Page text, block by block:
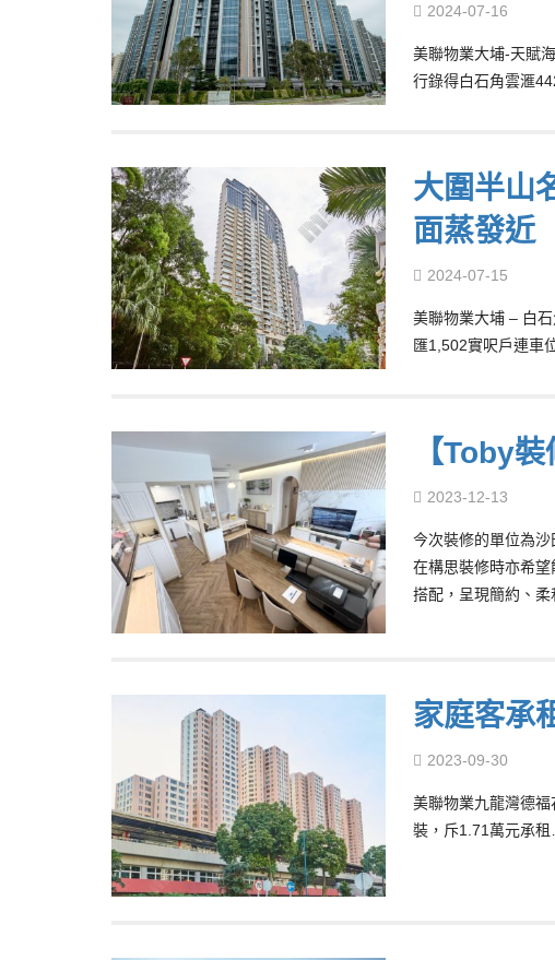
2024-07-16
美聯物業大埔-天賦
行錄得白石角雲滙
大圍半山
面蒸發近
2024-07-15
美聯物業大埔 – 白
匯1,502實呎戶連車
【Toby
2023-12-13
今次裝修的單位為
在構思裝修時亦希
搭配，呈現簡約、柔
家庭客承
2023-09-30
美聯物業九龍灣德
裝，斥1.71萬元承租